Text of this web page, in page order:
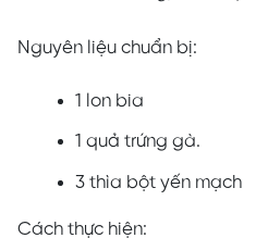
Nguyên liệu chuẩn bị:
1 lon bia
1 quả trứng gà.
3 thìa bột yến mạch
Cách thực hiện: